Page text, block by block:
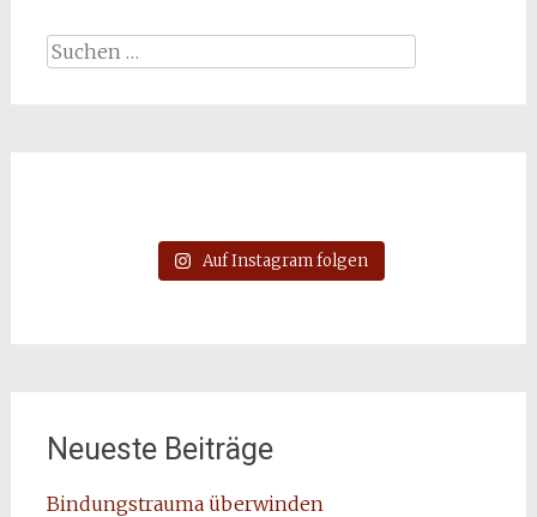
Suchen
Auf Instagram folgen
Neueste Beiträge
Bindungstrauma überwinden